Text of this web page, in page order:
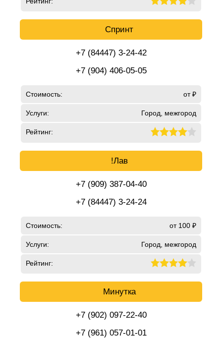
Спринт
+7 (84447) 3-24-42
+7 (904) 406-05-05
Стоимость: от ₽
Услуги: Город, межгород
Рейтинг:
!Лав
+7 (909) 387-04-40
+7 (84447) 3-24-24
Стоимость: от 100 ₽
Услуги: Город, межгород
Рейтинг:
Минутка
+7 (902) 097-22-40
+7 (961) 057-01-01